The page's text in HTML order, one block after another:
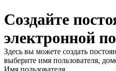
Создайте
электронной
Здесь вы можете создать
выберите имя пользователя,
Имя пользователя